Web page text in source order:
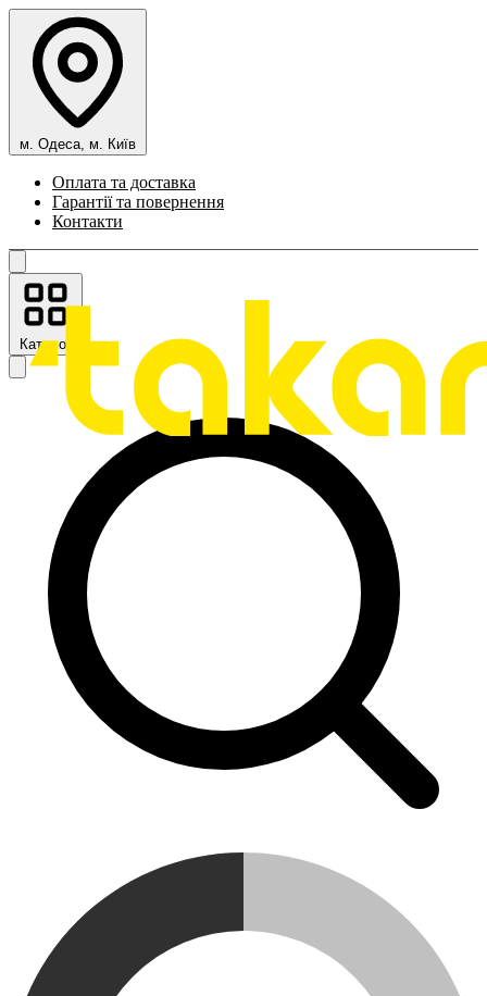
м. Одеса, м. Київ
Оплата та доставка
Гарантії та повернення
Контакти
Каталог